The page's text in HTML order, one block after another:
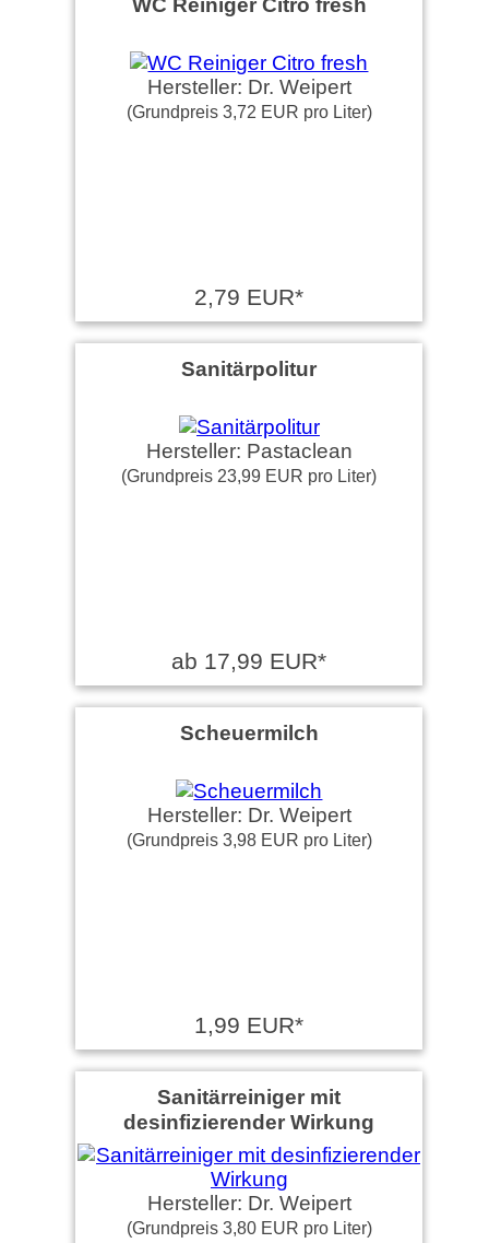
Hersteller: Dr. Weipert
(Grundpreis 3,72 EUR pro Liter)
2,79 EUR*
Sanitärpolitur
Hersteller: Pastaclean
(Grundpreis 23,99 EUR pro Liter)
ab 17,99 EUR*
Scheuermilch
Hersteller: Dr. Weipert
(Grundpreis 3,98 EUR pro Liter)
1,99 EUR*
Sanitärreiniger mit
desinfizierender Wirkung
Hersteller: Dr. Weipert
(Grundpreis 3,80 EUR pro Liter)